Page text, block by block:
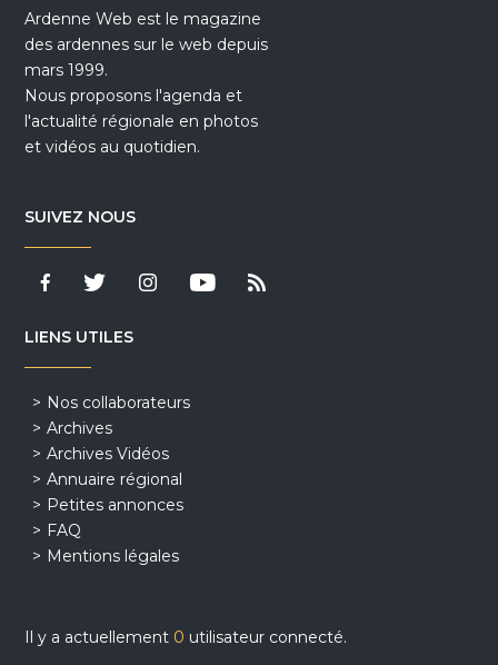
Ardenne Web est le magazine
des ardennes sur le web depuis
mars 1999.
Nous proposons l'agenda et
l'actualité régionale en photos
et vidéos au quotidien.
SUIVEZ NOUS
LIENS UTILES
Nos collaborateurs
Archives
Archives Vidéos
Annuaire régional
Petites annonces
FAQ
Mentions légales
Il y a actuellement 0 utilisateur connecté.